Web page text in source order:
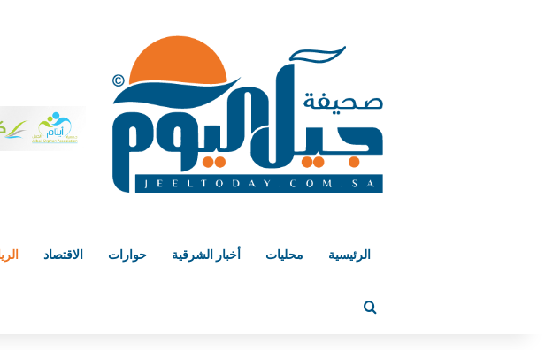
الرئيسية محليات أخبار الشرقية حوارات الاقتصاد